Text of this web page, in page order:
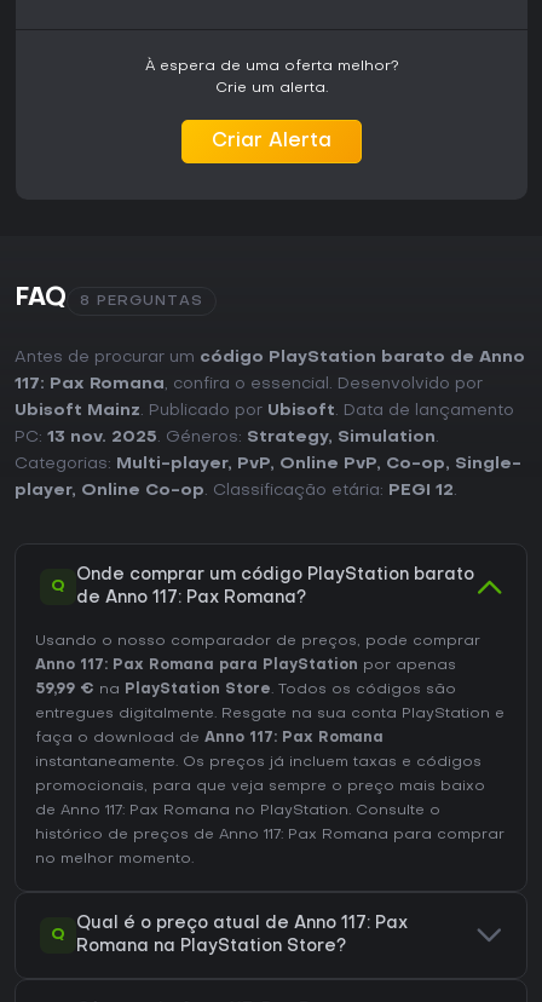
À espera de uma oferta melhor?
Crie um alerta.
Criar Alerta
FAQ 8 PERGUNTAS
Antes de procurar um código PlayStation barato de Anno
117: Pax Romana, confira o essencial. Desenvolvido por
Ubisoft Mainz. Publicado por Ubisoft. Data de lançamento
PC: 13 nov. 2025. Géneros: Strategy, Simulation.
Categorias:
Multi-player, PvP, Online PvP, Co-op, Single-
player, Online Co-op. Classificação etária: PEGI 12.
Q
Onde comprar um código PlayStation barato
de Anno 117: Pax Romana?
Usando o nosso comparador de preços, pode comprar
Anno 117: Pax Romana para PlayStation por apenas
59,99 € na PlayStation Store. Todos os códigos são
entregues digitalmente. Resgate na sua conta PlayStation e
faça o download de Anno 117: Pax Romana
instantaneamente. Os preços já incluem taxas e códigos
promocionais, para que veja sempre o preço mais baixo
de Anno 117: Pax Romana no PlayStation. Consulte o
histórico de preços de Anno 117: Pax Romana para comprar
no melhor momento.
Q
Qual é o preço atual de Anno 117: Pax
Romana na PlayStation Store?